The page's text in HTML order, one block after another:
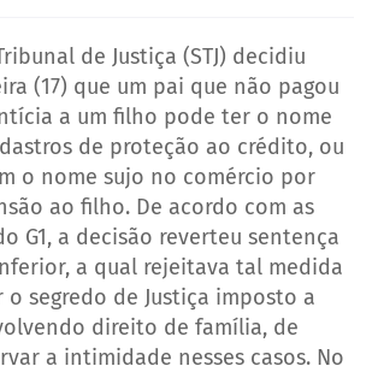
de Justiça (STJ) decidiu
(17) que um pai que não pagou
a um filho pode ter o nome
de proteção ao crédito, ou
o nome sujo no comércio por
ao filho. De acordo com as
G1, a decisão reverteu sentença
a qual rejeitava tal medida
segredo de Justiça imposto a
direito de família, de
a intimidade nesses casos. No